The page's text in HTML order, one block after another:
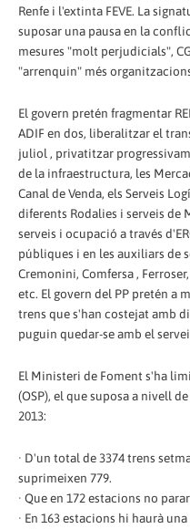
Renfe i l'extinta FEVE. La
suposar una pausa en la
mesures "molt perjudicials",
"arrenquin" més
El govern pretén fragmentar
ADIF en dos, liberalitzar el
juliol , privatitzar
de la infraestructura, les
Canal de Venda, els Serveis
diferents Rodalies i serveis de
serveis i ocupació a través
públiques i en les auxiliars de
Cremonini, Comfersa ,
etc. El govern del PP pretén a
trens que s'han costejat amb
puguin quedar-se amb el
El Ministeri de Foment s'ha
(OSP), el que suposa a nivell
2013:
· D'un total de 3374 trens
suprimeixen 779.
· Que en 172 estacions no
· En 163 estacions hi haurà